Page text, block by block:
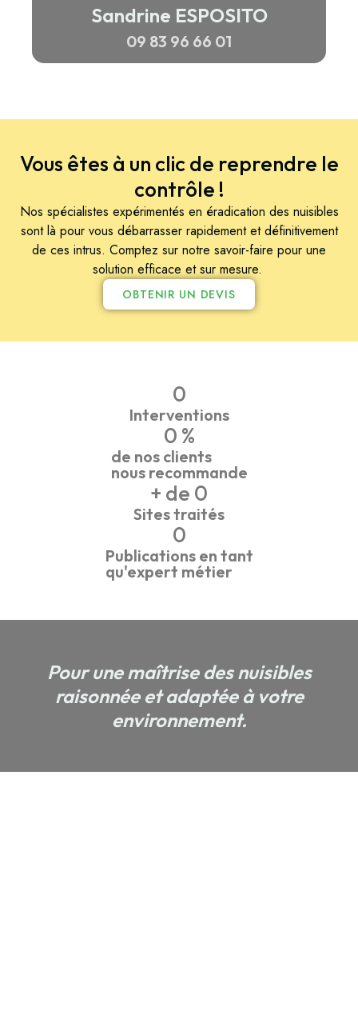
Sandrine ESPOSITO
09 83 96 66 01
Vous êtes à un clic de reprendre le
contrôle !
Nos spécialistes expérimentés en éradication des nuisibles
sont là pour vous débarrasser rapidement et définitivement
de ces intrus. Comptez sur notre savoir-faire pour une
solution efficace et sur mesure.
OBTENIR UN DEVIS
Interventions
0
de nos clients
nous recommande
0 %
Sites traités
+ de 0
Publications en tant
qu'expert métier
0
Pour une maîtrise des nuisibles
raisonnée et adaptée à votre
environnement.